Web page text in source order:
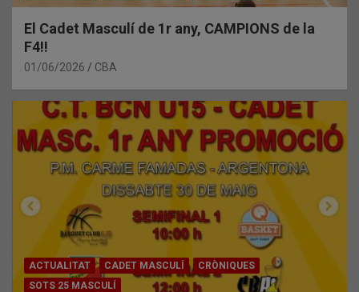
El Cadet Masculí de 1r any, CAMPIONS de la
F4!!
01/06/2026 CBA
ACTUALITAT CADET MASCULÍ
CRÒNIQUES
SOTS 25 MASCULÍ